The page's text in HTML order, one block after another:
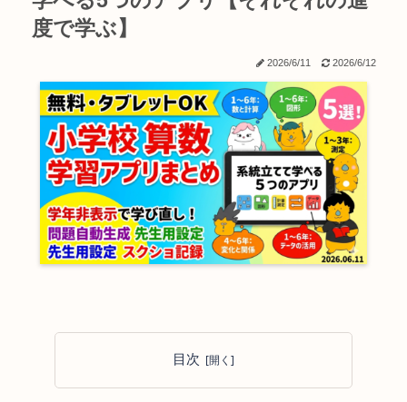
度で学ぶ】
2026/6/11 2026/6/12
目次